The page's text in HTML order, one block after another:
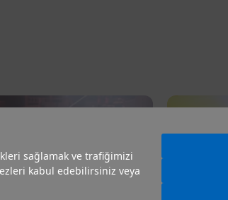
sağlamak ve trafiğimizi
kabul edebilirsiniz veya